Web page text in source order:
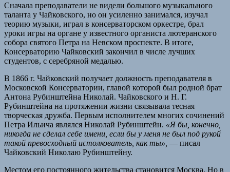
Сначала преподаватели не видели большого музыкального
таланта у Чайковского, но он усиленно занимался, изучал
теорию музыки, играл в консерваторском оркестре, брал
уроки игры на органе у известного органиста лютеранского
собора святого Петра на Невском проспекте. В итоге,
Консерваторию Чайковский закончил в числе лучших
студентов, с серебряной медалью.
В 1866 г. Чайковский получает должность преподавателя в
Московской Консерватории, главой которой был родной брат
Антона Рубинштейна Николай. Чайковского и Н. Г.
Рубинштейна на протяжении жизни связывала тесная
творческая дружба. Первым исполнителем многих сочинений
Петра Ильича являлся Николай Рубинштейн. «Я бы, конечно,
никогда не сделал себе имени, если бы у меня не был под рукой
такой превосходный истолкователь, как ты», — писал
Чайковский Николаю Рубинштейну.
Местом его постоянного жительства становится Москва. Но в